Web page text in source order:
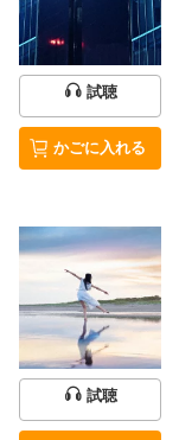
試聴
かごに入れる
試聴